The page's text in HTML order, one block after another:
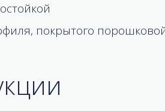
покрытого